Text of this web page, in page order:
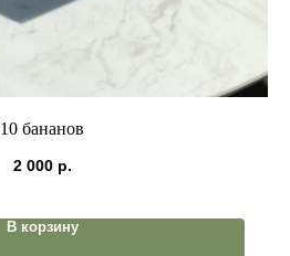
10 бананов
2 000 р.
В корзину